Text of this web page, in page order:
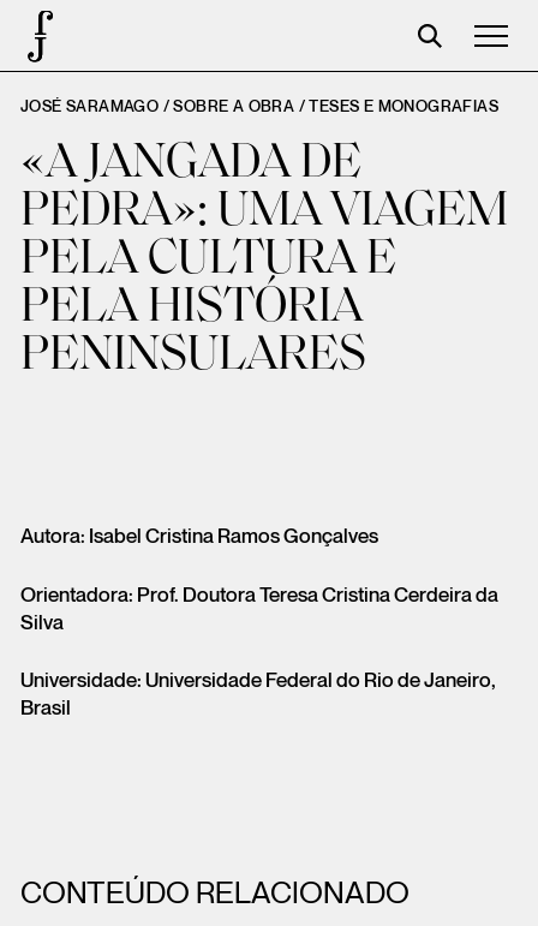
José Saramago
Programação
A Fundação
Parceiros
Centenário
Loja
JOSÉ SARAMAGO / SOBRE A OBRA /TESES E MONOGRAFIAS
«A JANGADA DE
PEDRA»: UMA VIAGEM
PELA CULTURA E
PELA HISTÓRIA
PENINSULARES
Autora: Isabel Cristina Ramos Gonçalves
Orientadora: Prof. Doutora Teresa Cristina Cerdeira da
Silva
Universidade: Universidade Federal do Rio de Janeiro,
Brasil
CONTEÚDO RELACIONADO